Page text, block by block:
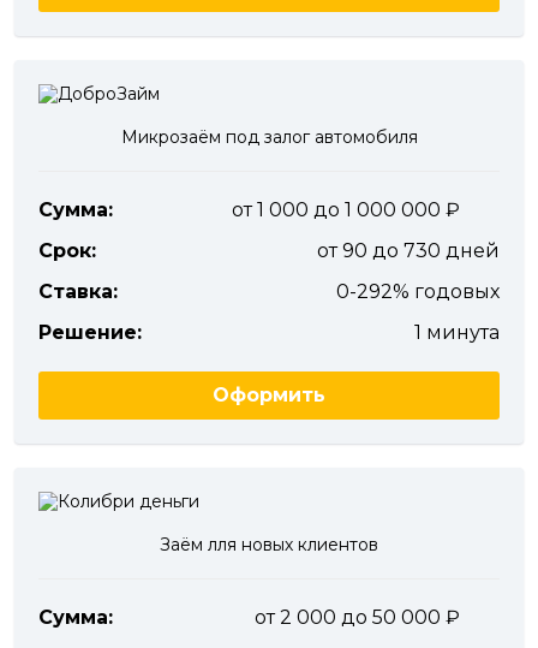
Микрозаём под залог автомобиля
Сумма:
от 1 000 до 1 000 000
Срок:
от 90 до 730 дней
Ставка:
0-292% годовых
Решение:
1 минута
Оформить
Заём лля новых клиентов
Сумма:
от 2 000 до 50 000